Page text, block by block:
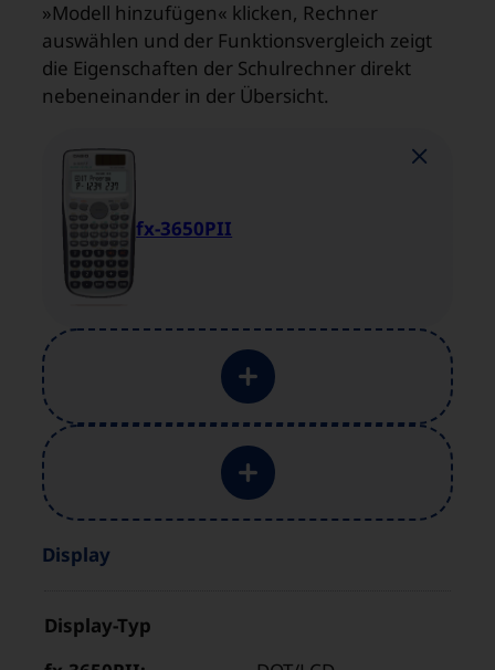
»Modell hinzufügen« klicken, Rechner
auswählen und der Funktionsvergleich zeigt
die Eigenschaften der Schulrechner direkt
nebeneinander in der Übersicht.
fx-3650PII
Eigenschaften
im
Bereich
Display
Wert
für
Display-Typ